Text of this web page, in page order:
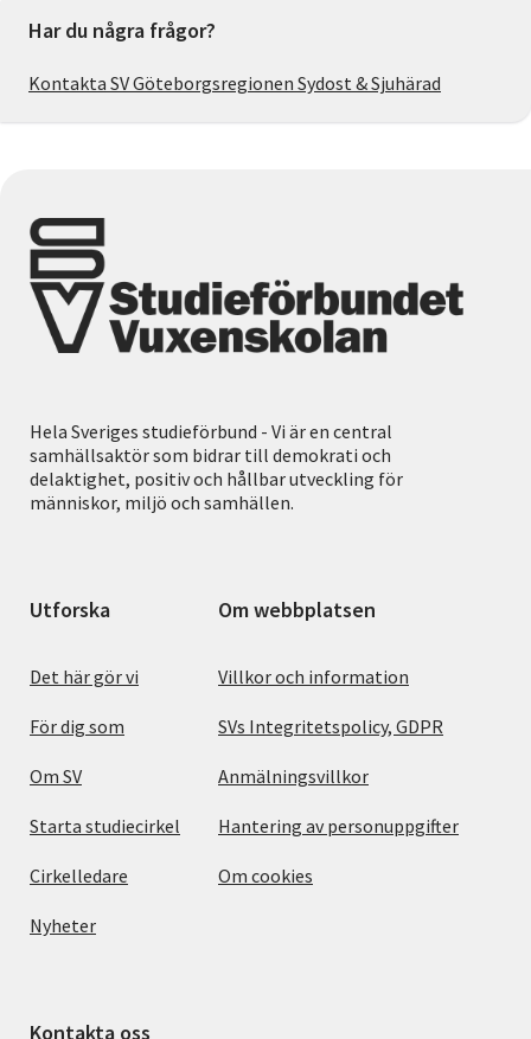
Har du några frågor?
Kontakta SV Göteborgsregionen Sydost & Sjuhärad
Hela Sveriges studieförbund - Vi är en central
samhällsaktör som bidrar till demokrati och
delaktighet, positiv och hållbar utveckling för
människor, miljö och samhällen.
Utforska
Det här gör vi
För dig som
Om SV
Starta studiecirkel
Cirkelledare
Nyheter
Om webbplatsen
Villkor och information
SVs Integritetspolicy, GDPR
Anmälningsvillkor
Hantering av personuppgifter
Om cookies
Kontakta oss